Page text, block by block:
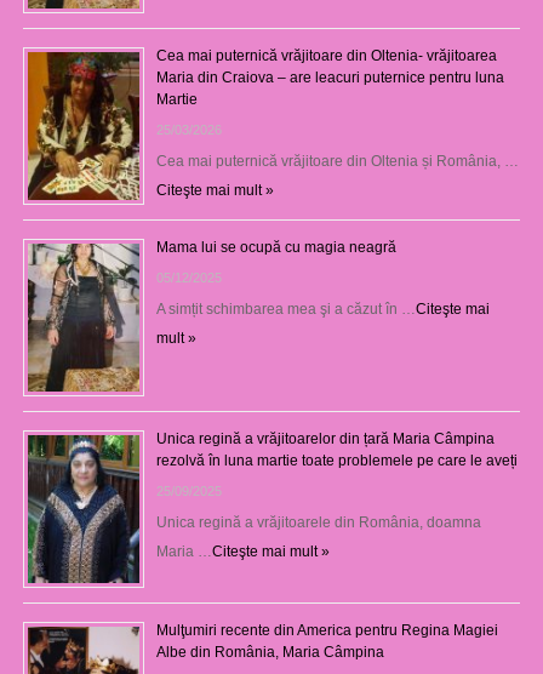
Cea mai puternică vrăjitoare din Oltenia- vrăjitoarea
Maria din Craiova – are leacuri puternice pentru luna
Martie
25/03/2026
Cea mai puternică vrăjitoare din Oltenia și România, …
Citeşte mai mult »
Mama lui se ocupă cu magia neagră
05/12/2025
A simțit schimbarea mea şi a căzut în …Citeşte mai
mult »
Unica regină a vrăjitoarelor din țară Maria Câmpina
rezolvă în luna martie toate problemele pe care le aveți
25/09/2025
Unica regină a vrăjitoarele din România, doamna
Maria …Citeşte mai mult »
Mulţumiri recente din America pentru Regina Magiei
Albe din România, Maria Câmpina